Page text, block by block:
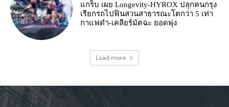
แกร็บ เผย Longevity-HYROX ปลุกคนกรุง
เรียกรถไปฟินสวนสาธารณะโตกว่า 5 เท่า
กาแฟดำ-เคลียร์มัตฉะ ยอดพุ่ง
Load more